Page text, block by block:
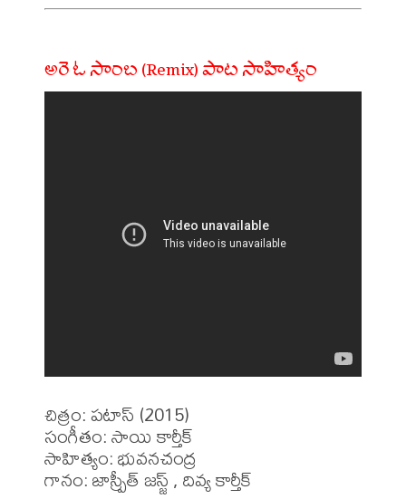
అరె ఓ సాంబ (Remix) పాట సాహిత్యం
చిత్రం: పటాస్ (2015)
సంగీతం: సాయి కార్తీక్
సాహిత్యం: భువనచంద్ర
గానం: జాస్ప్రీత్ జస్జ్ , దివ్య కార్తీక్